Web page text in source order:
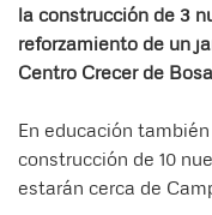
la construcción de 3
reforzamiento de un
Centro Crecer de
En educación
construcción de 10
estarán cerca de